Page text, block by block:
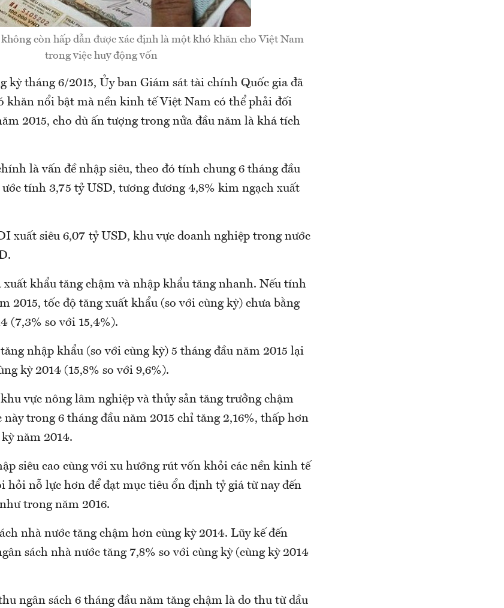
còn hấp dẫn được xác định là một khó khăn cho Việt Nam
trong việc huy động vốn
kỳ tháng 6/2015, Ủy ban Giám sát tài chính Quốc gia đã
khăn nổi bật mà nền kinh tế Việt Nam có thể phải đối
2015, cho dù ấn tượng trong nửa đầu năm là khá tích
là vấn đề nhập siêu, theo đó tính chung 6 tháng đầu
ước tính 3,75 tỷ USD, tương đương 4,8% kim ngạch xuất
xuất siêu 6,07 tỷ USD, khu vực doanh nghiệp trong nước
xuất khẩu tăng chậm và nhập khẩu tăng nhanh. Nếu tính
2015, tốc độ tăng xuất khẩu (so với cùng kỳ) chưa bằng
(7,3% so với 15,4%).
nhập khẩu (so với cùng kỳ) 5 tháng đầu năm 2015 lại
kỳ 2014 (15,8% so với 9,6%).
vực nông lâm nghiệp và thủy sản tăng trưởng chậm
này trong 6 tháng đầu năm 2015 chỉ tăng 2,16%, thấp hơn
năm 2014.
siêu cao cùng với xu hướng rút vốn khỏi các nền kinh tế
hỏi nỗ lực hơn để đạt mục tiêu ổn định tỷ giá từ nay đến
trong năm 2016.
nhà nước tăng chậm hơn cùng kỳ 2014. Lũy kế đến
sách nhà nước tăng 7,8% so với cùng kỳ (cùng kỳ 2014
ngân sách 6 tháng đầu năm tăng chậm là do thu từ dầu